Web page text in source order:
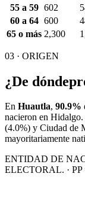
55 a 59 602
60 a 64 600
65 o más 2,300
03 · ORIGEN
¿De dónde
En Huautla, 90.9%
nacieron en Hidalgo
(4.0%) y Ciudad de
mayoritariamente
ENTIDAD DE
ELECTORAL. ·